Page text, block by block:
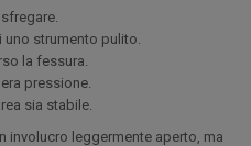
uno strumento pulito.
la fessura.
pressione.
sia stabile.
involucro leggermente aperto, ma